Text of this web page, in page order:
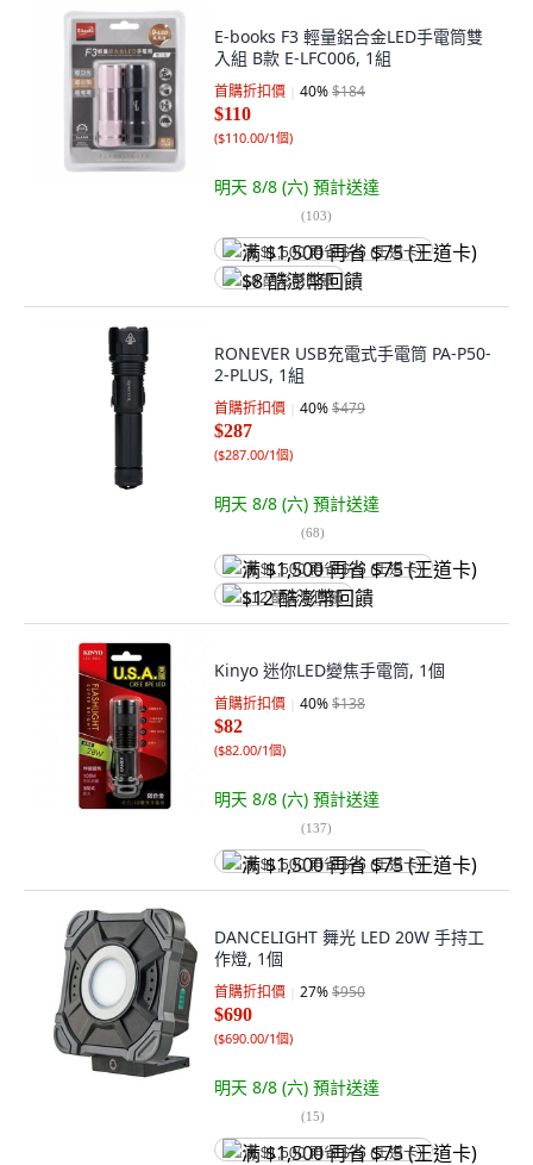
E-books F3 輕量鋁合金LED手電筒雙
入組 B款 E-LFC006, 1組
首購折扣價 40%$184
$110
($110.00/1個)
明天 8/8 (六) 預計送達
(103)
满 $1,500 再省 $75 (王道卡)
$8 酷澎幣回饋
RONEVER USB充電式手電筒 PA-P50-
2-PLUS, 1組
首購折扣價 40%$479
$287
($287.00/1個)
明天 8/8 (六) 預計送達
(68)
满 $1,500 再省 $75 (王道卡)
$12 酷澎幣回饋
Kinyo 迷你LED變焦手電筒, 1個
首購折扣價 40%$138
$82
($82.00/1個)
明天 8/8 (六) 預計送達
(137)
满 $1,500 再省 $75 (王道卡)
DANCELIGHT 舞光 LED 20W 手持工
作燈, 1個
首購折扣價 27%$950
$690
($690.00/1個)
明天 8/8 (六) 預計送達
(15)
满 $1,500 再省 $75 (王道卡)